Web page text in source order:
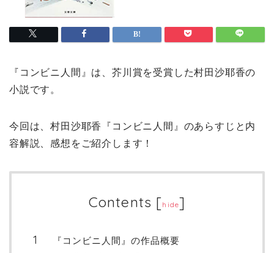
『コンビニ人間』は、芥川賞を受賞した村田沙耶香の
小説です。
今回は、村田沙耶香『コンビニ人間』のあらすじと内
容解説、感想をご紹介します！
Contents [hide]
『コンビニ人間』の作品概要